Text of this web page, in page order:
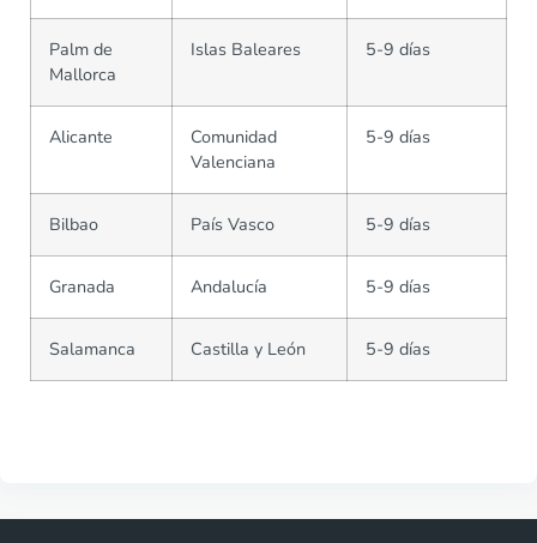
Palm de
Mallorca
Islas Baleares 5-9 días
Alicante
Comunidad
Valenciana
5-9 días
Bilbao País Vasco 5-9 días
Granada Andalucía 5-9 días
Salamanca Castilla y León 5-9 días